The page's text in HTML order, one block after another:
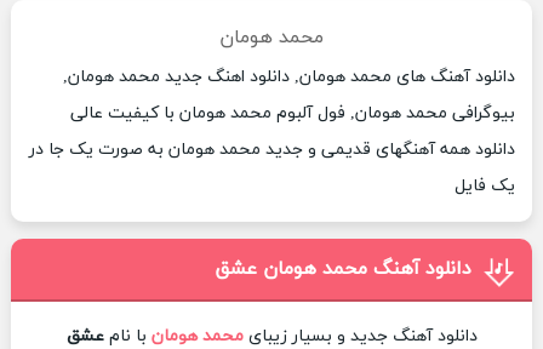
محمد هومان
دانلود آهنگ های محمد هومان, دانلود اهنگ جدید محمد هومان,
بیوگرافی محمد هومان, فول آلبوم محمد هومان با کیفیت عالی
دانلود همه آهنگهای قدیمی و جدید محمد هومان به صورت یک جا در
یک فایل
دانلود آهنگ محمد هومان عشق
دانلود آهنگ جدید و بسیار زیبایمحمد هومان با نامعشق